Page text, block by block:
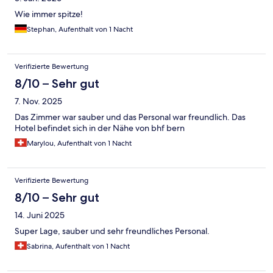
Wie immer spitze!
Stephan, Aufenthalt von 1 Nacht
Verifizierte Bewertung
8/10 – Sehr gut
7. Nov. 2025
Das Zimmer war sauber und das Personal war freundlich. Das
Hotel befindet sich in der Nähe von bhf bern
Marylou, Aufenthalt von 1 Nacht
Verifizierte Bewertung
8/10 – Sehr gut
14. Juni 2025
Super Lage, sauber und sehr freundliches Personal.
Sabrina, Aufenthalt von 1 Nacht